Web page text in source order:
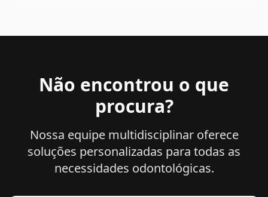
Não encontrou o que
procura?
Nossa equipe multidisciplinar oferece
soluções personalizadas para todas as
necessidades odontológicas.